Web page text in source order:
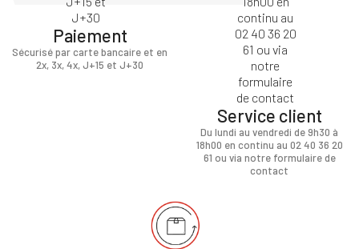
Paiement
Sécurisé par carte bancaire et en
2x, 3x, 4x, J+15 et J+30
Service client
Du lundi au vendredi de 9h30 à
18h00 en continu au 02 40 36 20
61 ou via notre formulaire de
contact